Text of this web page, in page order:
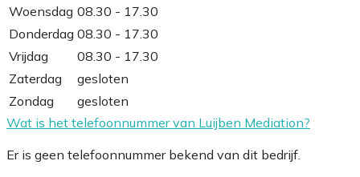
Woensdag 08.30 - 17.30
Donderdag 08.30 - 17.30
Vrijdag
08.30 - 17.30
Zaterdag
gesloten
Zondag
gesloten
Wat is het telefoonnummer van Luijben Mediation?
Er is geen telefoonnummer bekend van dit bedrijf.